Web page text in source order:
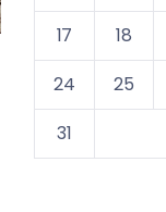
17
18
24
25
31